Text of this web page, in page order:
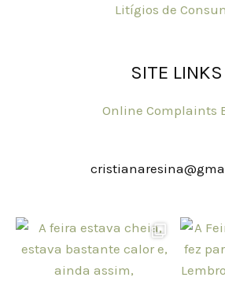
Litígios de
SITE LINKS
Online Complaints